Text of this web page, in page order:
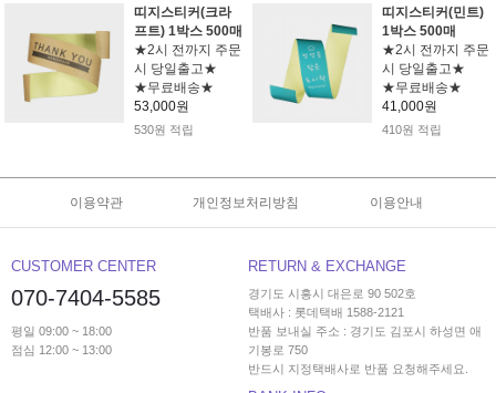
띠지스티커(크라
프트) 1박스 500매
★2시 전까지 주문
시 당일출고★
★무료배송★
53,000원
530원 적립
띠지스티커(민트)
1박스 500매
★2시 전까지 주문
시 당일출고★
★무료배송★
41,000원
410원 적립
이용약관 개인정보처리방침 이용안내
CUSTOMER CENTER
070-7404-5585
평일 09:00 ~ 18:00
점심 12:00 ~ 13:00
RETURN & EXCHANGE
경기도 시흥시 대은로 90 502호
택배사 : 롯데택배 1588-2121
반품 보내실 주소 : 경기도 김포시 하성면 애
기봉로 750
반드시 지정택배사로 반품 요청해주세요.